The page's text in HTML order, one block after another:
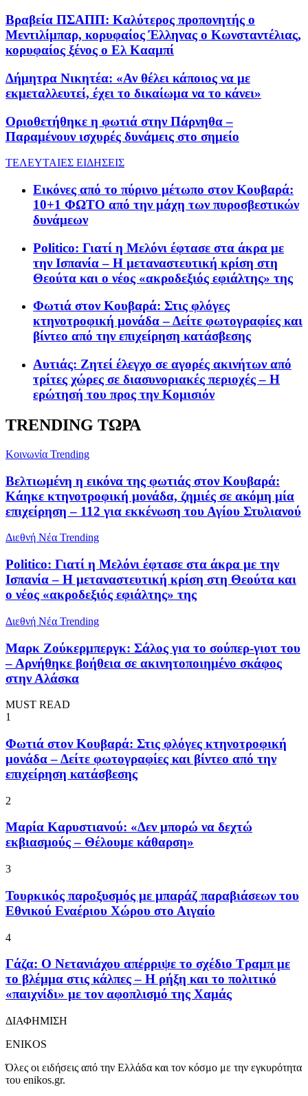
Βραβεία ΠΣΑΠΠ: Καλύτερος προπονητής ο
Μεντιλίμπαρ, κορυφαίος Έλληνας ο Κωνσταντέλιας,
κορυφαίος ξένος ο Ελ Κααμπί
Δήμητρα Νικητέα: «Αν θέλει κάποιος να με
εκμεταλλευτεί, έχει το δικαίωμα να το κάνει»
Οριοθετήθηκε η φωτιά στην Πάρνηθα –
Παραμένουν ισχυρές δυνάμεις στο σημείο
ΤΕΛΕΥΤΑΙΕΣ ΕΙΔΗΣΕΙΣ
Εικόνες από το πύρινο μέτωπο στον Κουβαρά:
10+1 ΦΩΤΟ από την μάχη των πυροσβεστικών
δυνάμεων
Politico: Γιατί η Μελόνι έφτασε στα άκρα με
την Ισπανία – Η μεταναστευτική κρίση στη
Θεούτα και ο νέος «ακροδεξιός εφιάλτης» της
Φωτιά στον Κουβαρά: Στις φλόγες
κτηνοτροφική μονάδα – Δείτε φωτογραφίες και
βίντεο από την επιχείρηση κατάσβεσης
Αυτιάς: Ζητεί έλεγχο σε αγορές ακινήτων από
τρίτες χώρες σε διασυνοριακές περιοχές – Η
ερώτησή του προς την Κομισιόν
TRENDING ΤΩΡΑ
Κοινωνία Trending
Βελτιωμένη η εικόνα της φωτιάς στον Κουβαρά:
Κάηκε κτηνοτροφική μονάδα, ζημιές σε ακόμη μία
επιχείρηση – 112 για εκκένωση του Αγίου Στυλιανού
Διεθνή Νέα Trending
Politico: Γιατί η Μελόνι έφτασε στα άκρα με την
Ισπανία – Η μεταναστευτική κρίση στη Θεούτα και
ο νέος «ακροδεξιός εφιάλτης» της
Διεθνή Νέα Trending
Μαρκ Ζούκερμπεργκ: Σάλος για το σούπερ-γιοτ του
– Αρνήθηκε βοήθεια σε ακινητοποιημένο σκάφος
στην Αλάσκα
MUST READ
1
Φωτιά στον Κουβαρά: Στις φλόγες κτηνοτροφική
μονάδα – Δείτε φωτογραφίες και βίντεο από την
επιχείρηση κατάσβεσης
2
Μαρία Καρυστιανού: «Δεν μπορώ να δεχτώ
εκβιασμούς – Θέλουμε κάθαρση»
3
Τουρκικός παροξυσμός με μπαράζ παραβιάσεων του
Εθνικού Εναέριου Χώρου στο Αιγαίο
4
Γάζα: Ο Νετανιάχου απέρριψε το σχέδιο Τραμπ με
το βλέμμα στις κάλπες – Η ρήξη και το πολιτικό
«παιχνίδι» με τον αφοπλισμό της Χαμάς
ΔΙΑΦΗΜΙΣΗ
ENIKOS
Όλες οι ειδήσεις από την Ελλάδα και τον κόσμο με την εγκυρότητα
του enikos.gr.